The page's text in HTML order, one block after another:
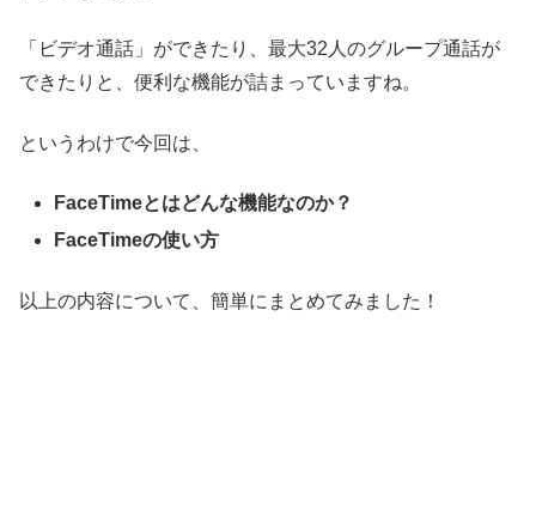
「ビデオ通話」ができたり、最大32人のグループ通話が
できたりと、便利な機能が詰まっていますね。
というわけで今回は、
FaceTimeとはどんな機能なのか？
FaceTimeの使い方
以上の内容について、簡単にまとめてみました！